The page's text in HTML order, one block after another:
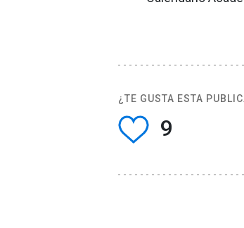
¿TE GUSTA ESTA
9